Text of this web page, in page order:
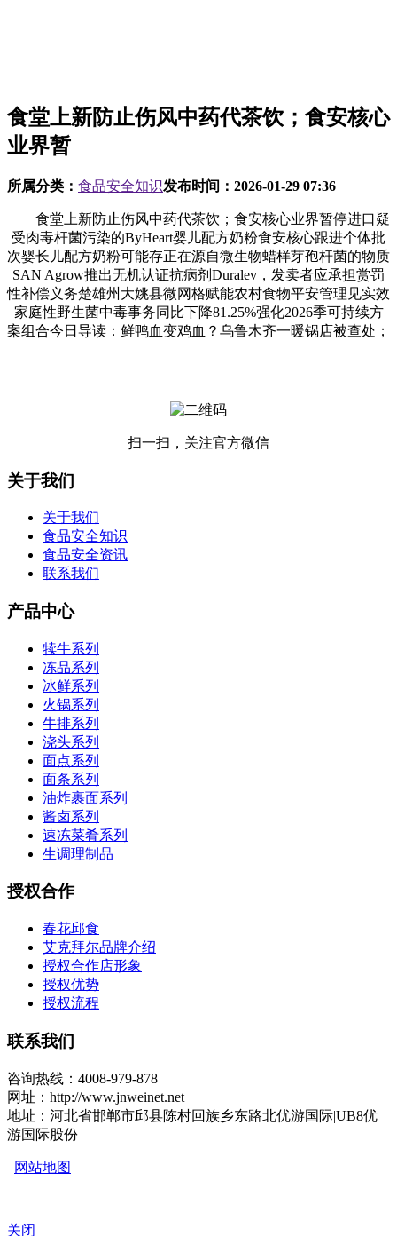
食堂上新防止伤风中药代茶饮；食安核心
业界暂
所属分类： 食品安全知识发布时间： 2026-01-29 07:36
食堂上新防止伤风中药代茶饮；食安核心业界暂停进口疑
受肉毒杆菌污染的ByHeart婴儿配方奶粉食安核心跟进个体批
次婴长儿配方奶粉可能存正在源自微生物蜡样芽孢杆菌的物质
SAN Agrow推出无机认证抗病剂Duralev，发卖者应承担赏罚
性补偿义务楚雄州大姚县微网格赋能农村食物平安管理见实效
家庭性野生菌中毒事务同比下降81.25%强化2026季可持续方
案组合今日导读：鲜鸭血变鸡血？乌鲁木齐一暖锅店被查处；
扫一扫，关注官方微信
关于我们
关于我们
食品安全知识
食品安全资讯
联系我们
产品中心
犊牛系列
冻品系列
冰鲜系列
火锅系列
牛排系列
浇头系列
面点系列
面条系列
油炸裹面系列
酱卤系列
速冻菜肴系列
生调理制品
授权合作
春花邱食
艾克拜尔品牌介绍
授权合作店形象
授权优势
授权流程
联系我们
咨询热线：4008-979-878
网址：http://www.jnweinet.net
地址：河北省邯郸市邱县陈村回族乡东路北优游国际|UB8优
游国际股份
网站地图
关闭